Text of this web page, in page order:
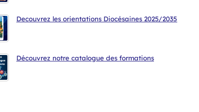
Decouvrez les orientations Diocésaines 2025/2035
Découvrez notre catalogue des formations